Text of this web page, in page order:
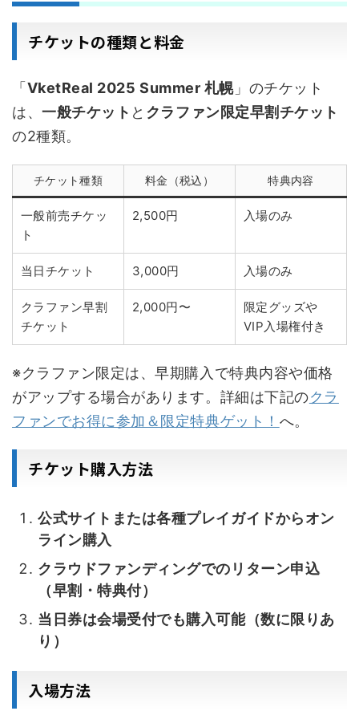
チケットの種類と料金
「 VketReal 2025 Summer 札幌」のチケット
は、一般チケット と クラファン限定早割チケット
の2種類。
チケット種類 料金（税込） 特典内容
一般前売チケッ
ト
2,500円 入場のみ
当日チケット 3,000円 入場のみ
クラファン早割
チケット
2,000円〜
限定グッズや
VIP入場権付き
※クラファン限定は、早期購入で特典内容や価格
がアップする場合があります。詳細は下記のクラ
ファンでお得に参加＆限定特典ゲット！ へ。
チケット購入方法
公式サイトまたは各種プレイガイドからオン
ライン購入
クラウドファンディングでのリターン申込
（早割・特典付）
当日券は会場受付でも購入可能（数に限りあ
り）
入場方法